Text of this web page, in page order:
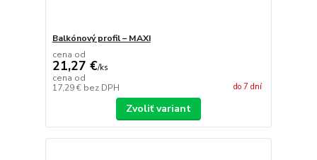
Balkónový profil – MAXI
cena od
21,27 €/ks
cena od
17,29 € bez DPH do 7 dní
Zvoliť variant